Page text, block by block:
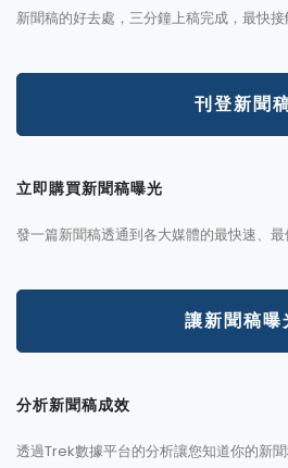
新聞稿的好去處，三分鐘上稿完成，最快接
刊登新聞
立即購買新聞稿曝光
發一篇新聞稿透通到各大媒體的最快速、最
讓新聞稿曝
分析新聞稿成效
透過Trek數據平台的分析讓您知道你的新